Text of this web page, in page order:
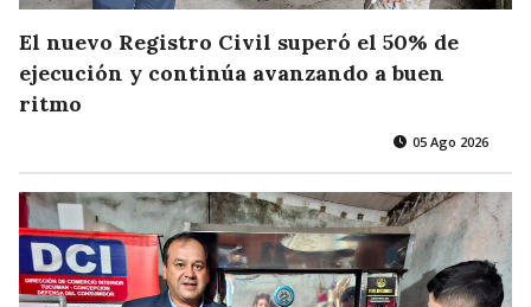
El nuevo Registro Civil superó el 50% de
ejecución y continúa avanzando a buen
ritmo
05 Ago 2026